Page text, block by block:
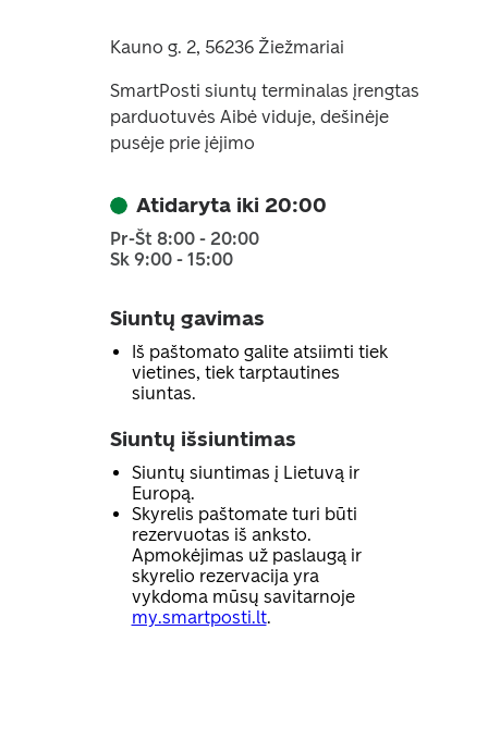
Kauno g. 2, 56236 Žiežmariai
SmartPosti siuntų terminalas įrengtas
parduotuvės Aibė viduje, dešinėje
pusėje prie įėjimo
Atidaryta iki 20:00
Pr-Št 8:00 - 20:00
Sk 9:00 - 15:00
Siuntų gavimas
Iš paštomato galite atsiimti tiek
vietines, tiek tarptautines
siuntas.
Siuntų išsiuntimas
Siuntų siuntimas į Lietuvą ir
Europą.
Skyrelis paštomate turi būti
rezervuotas iš anksto.
Apmokėjimas už paslaugą ir
skyrelio rezervacija yra
vykdoma mūsų savitarnoje
my.smartposti.lt.